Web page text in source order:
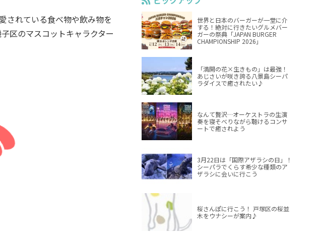
されている食べ物や飲み物を
区のマスコットキャラクター
世界と日本のバーガーが一堂に介
する！絶対に行きたいグルメバー
ガーの祭典「JAPAN BURGER
CHAMPIONSHIP 2026」
「満開の花×生きもの」は最強！
あじさいが咲き誇る八景島シーパ
ラダイスで癒されたい♪
なんて贅沢…オーケストラの生演
奏を寝そべりながら聴けるコンサ
ートで癒されよう
3月22日は「国際アザラシの日」！
シーパラでくらす希少な種類のア
ザラシに会いに行こう
桜さんぽに行こう！ 戸塚区の桜並
木をウナシーが案内♪